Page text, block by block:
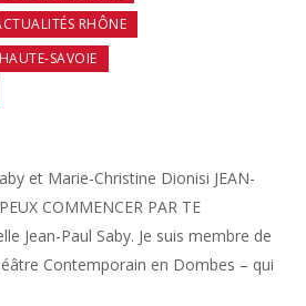
RHÔNE
SAVOIE
et Marie-Christine Dionisi JEAN-
COMMENCER PAR TE
Jean-Paul Saby. Je suis membre de
Contemporain en Dombes – qui